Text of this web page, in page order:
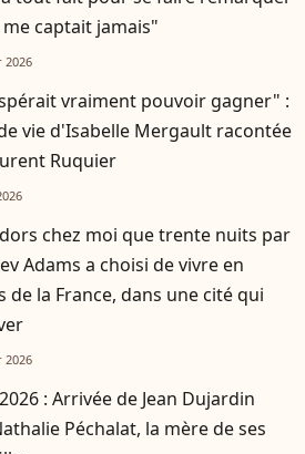
me captait jamais"
2026
vraiment pouvoir gagner" :
vie d'Isabelle Mergault racontée
Ruquier
dors chez moi que trente nuits par
Adams a choisi de vivre en
de la France, dans une cité qui
2026
: Arrivée de Jean Dujardin
Péchalat, la mère de ses